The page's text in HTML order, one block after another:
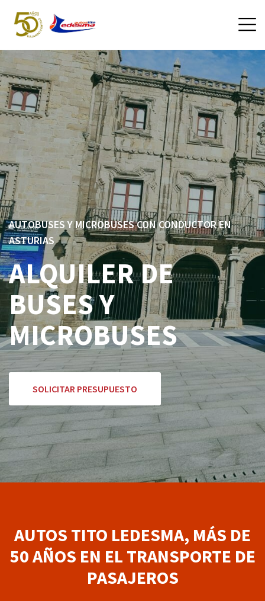
AUTOBUSES Y MICROBUSES CON CONDUCTOR EN
ASTURIAS
ALQUILER DE
BUSES Y
MICROBUSES
SOLICITAR PRESUPUESTO
AUTOS TITO LEDESMA, MÁS DE
50 AÑOS EN EL TRANSPORTE DE
PASAJEROS